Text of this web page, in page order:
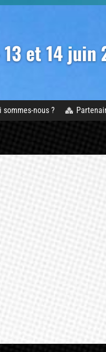
et 14 juin
sommes-nous ?